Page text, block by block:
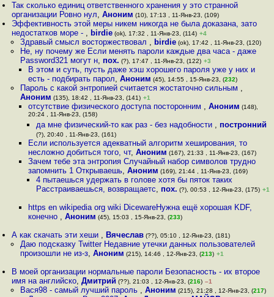
Так сколько единиц ответственного хранения у это странной
организации Ровно нул,Аноним (10), 17:13 , 11-Янв-23, (109)
Эффективность этой меры никем никогда не была доказана, зато
недостатков море - , birdie (ok), 17:32 , 11-Янв-23, (114) +4
Здравый смысл восторжествовал , birdie(ok), 17:42 , 11-Янв-23, (120)
Не, ну почему же Если менять пароли каждые два часа - даже
Password321 могут н, пох. (?), 17:47 , 11-Янв-23, (122) +3
В этом и суть, пусть даже хэш хорошего пароля уже у них и
есть - подбирать парол, Аноним (45), 14:55 , 15-Янв-23, (232)
Пароль с какой энтропией считается жостаточно сильным ,
Аноним (135), 18:42 , 11-Янв-23, (141) +1
отсутствие физического доступа посторонним , Аноним (148),
20:24 , 11-Янв-23, (158)
да мне физический-то как раз - без надобности , постронний
(?), 20:40 , 11-Янв-23, (161)
Если используется адекватный алгоритм хеширования, то
несложно добиться того, чт, Аноним (167), 21:33 , 11-Янв-23, (167)
Зачем тебе эта энтропия Случайный набор символов трудно
запомнить 1 Открываешь, Аноним (169), 21:44 , 11-Янв-23, (169)
4 пытаешься удержать в голове хотя бы пяток таких
Расстраиваешься, возвращаетс, пох. (?), 00:53 , 12-Янв-23, (175) +1
https en wikipedia org wiki DicewareНужна ещё хорошая KDF,
конечно , Аноним (45), 15:03 , 15-Янв-23, (233)
А как скачать эти хеши , Вячеслав (??), 05:10 , 12-Янв-23, (181)
Даю подсказку Twitter Недавние утечки данных пользователей
произошли не из-з, Аноним (215), 14:46 , 12-Янв-23, (213) +1
В моей организации нормальные пароли Безопасность - их второе
имя на английско,Дмитрий (??), 21:03 , 12-Янв-23, (216) –1
Вася98 - самый лучший пароль , Аноним (215), 21:28 , 12-Янв-23, (217)